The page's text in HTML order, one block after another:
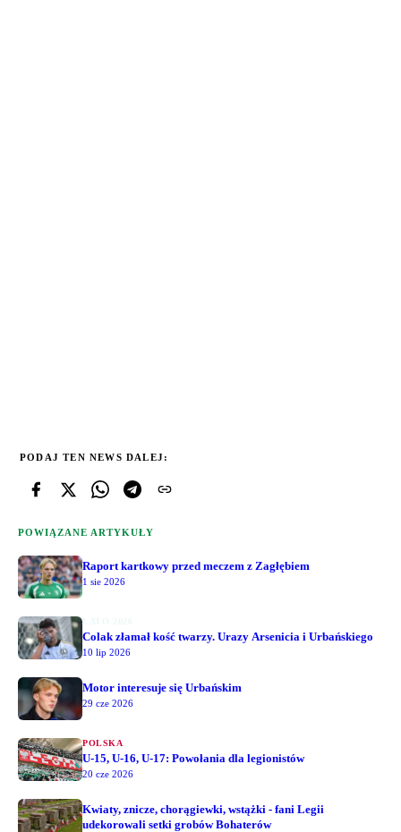
PODAJ TEN NEWS DALEJ:
POWIĄZANE ARTYKUŁY
Raport kartkowy przed meczem z Zagłębiem
1 sie 2026
Colak złamał kość twarzy. Urazy Arsenicia i Urbańskiego
10 lip 2026
Motor interesuje się Urbańskim
29 cze 2026
POLSKA
U-15, U-16, U-17: Powołania dla legionistów
20 cze 2026
Kwiaty, znicze, chorągiewki, wstążki - fani Legii
udekorowali setki grobów Bohaterów